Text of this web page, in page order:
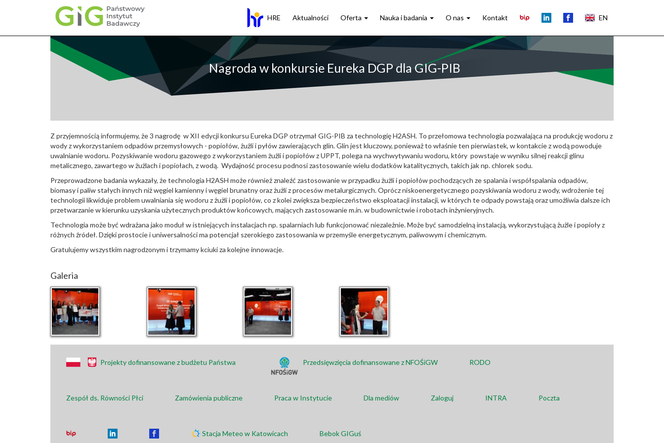
Przejdź
HRE Aktualności Oferta Nauka i badania O nas Kontakt EN
Nagroda w konkursie Eureka DGP dla GIG-PIB
Z przyjemnością informujemy, że 3 nagrodę w XII edycji konkursu Eureka DGP otrzymał GIG-PIB za technologię H2ASH. To przełomowa technologia pozwalająca na produkcję wodoru z
wody z wykorzystaniem odpadów przemysłowych - popiołów, żużli i pyłów zawierających glin. Glin jest kluczowy, ponieważ to właśnie ten pierwiastek, w kontakcie z wodą powoduje
uwalnianie wodoru. Pozyskiwanie wodoru gazowego z wykorzystaniem żużli i popiołów z UPPT, polega na wychwytywaniu wodoru, który powstaje w wyniku silnej reakcji glinu
metalicznego, zawartego w żużlach i popiołach, z wodą. Wydajność procesu podnosi zastosowanie wielu dodatków katalitycznych, takich jak np. chlorek sodu.
Przeprowadzone badania wykazały, że technologia H2ASH może również znaleźć zastosowanie w przypadku żużli i popiołów pochodzących ze spalania i współspalania odpadów,
biomasy i paliw stałych innych niż węgiel kamienny i węgiel brunatny oraz żużli z procesów metalurgicznych. Oprócz niskoenergetycznego pozyskiwania wodoru z wody, wdrożenie tej
technologii likwiduje problem uwalniania się wodoru z żużli i popiołów, co z kolei zwiększa bezpieczeństwo eksploatacji instalacji, w których te odpady powstają oraz umożliwia dalsze ich
przetwarzanie w kierunku uzyskania użytecznych produktów końcowych, mających zastosowanie m.in. w budownictwie i robotach inżynieryjnych.
Technologia może być wdrażana jako moduł w istniejących instalacjach np. spalarniach lub funkcjonować niezależnie. Może być samodzielną instalacją, wykorzystującą żużle i popioły z
różnych źródeł. Dzięki prostocie i uniwersalności ma potencjał szerokiego zastosowania w przemyśle energetycznym, paliwowym i chemicznym.
Gratulujemy wszystkim nagrodzonym i trzymamy kciuki za kolejne innowacje.
Galeria
Projekty dofinansowane z budżetu Państwa Przedsięwzięcia dofinansowane z NFOŚiGW RODO
Zespół ds. Równości Płci Zamówienia publiczne Praca w Instytucie Dla mediów Zaloguj INTRA Poczta
Stacja Meteo w Katowicach Bebok GIGuś